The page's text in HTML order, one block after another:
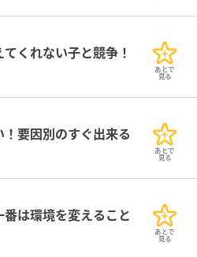
くれない子と競争！
あとで
見る
要因別のすぐ出来る
あとで
見る
は環境を変えること
あとで
見る